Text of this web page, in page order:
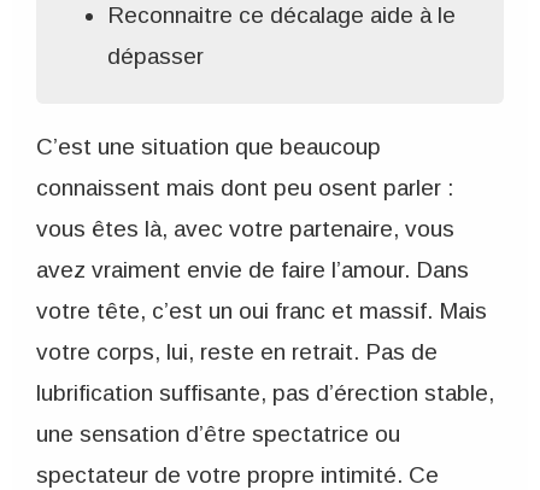
Reconnaitre ce décalage aide à le
dépasser
C’est une situation que beaucoup
connaissent mais dont peu osent parler :
vous êtes là, avec votre partenaire, vous
avez vraiment envie de faire l’amour. Dans
votre tête, c’est un oui franc et massif. Mais
votre corps, lui, reste en retrait. Pas de
lubrification suffisante, pas d’érection stable,
une sensation d’être spectatrice ou
spectateur de votre propre intimité. Ce